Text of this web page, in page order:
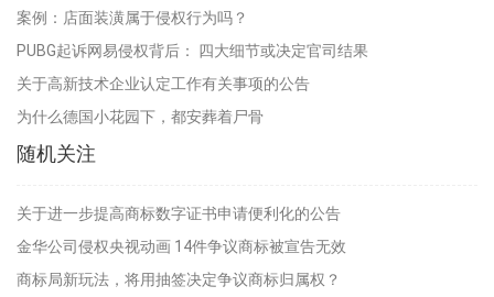
案例：店面装潢属于侵权行为吗？
PUBG起诉网易侵权背后： 四大细节或决定官司结果
关于高新技术企业认定工作有关事项的公告
为什么德国小花园下，都安葬着尸骨
随机关注
关于进一步提高商标数字证书申请便利化的公告
金华公司侵权央视动画 14件争议商标被宣告无效
商标局新玩法，将用抽签决定争议商标归属权？